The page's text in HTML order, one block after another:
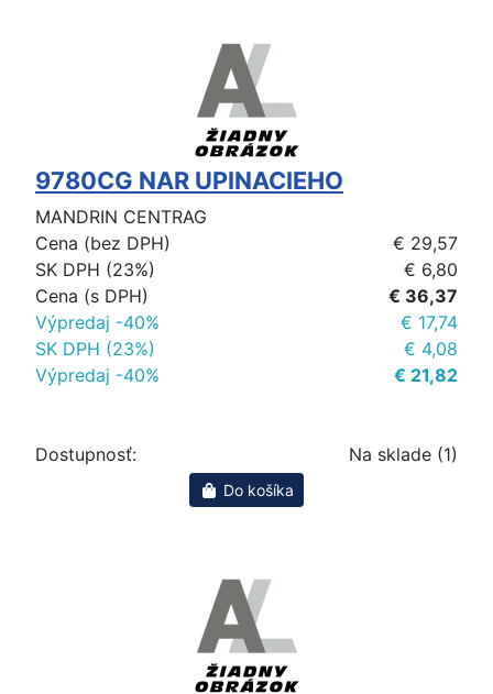
9780CG NAR UPINACIEHO
MANDRIN CENTRAG
Cena (bez DPH)
€ 29,57
SK DPH (23%)
€ 6,80
Cena (s DPH)
€ 36,37
Výpredaj -40%
€ 17,74
SK DPH (23%)
€ 4,08
Výpredaj -40%
€ 21,82
Dostupnosť: Na sklade (1)
Do košíka